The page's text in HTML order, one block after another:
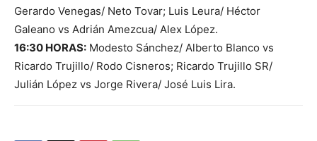
Gerardo Venegas/ Neto Tovar; Luis Leura/ Héctor
Galeano vs Adrián Amezcua/ Alex López.
16:30 HORAS: Modesto Sánchez/ Alberto Blanco vs
Ricardo Trujillo/ Rodo Cisneros; Ricardo Trujillo SR/
Julián López vs Jorge Rivera/ José Luis Lira.